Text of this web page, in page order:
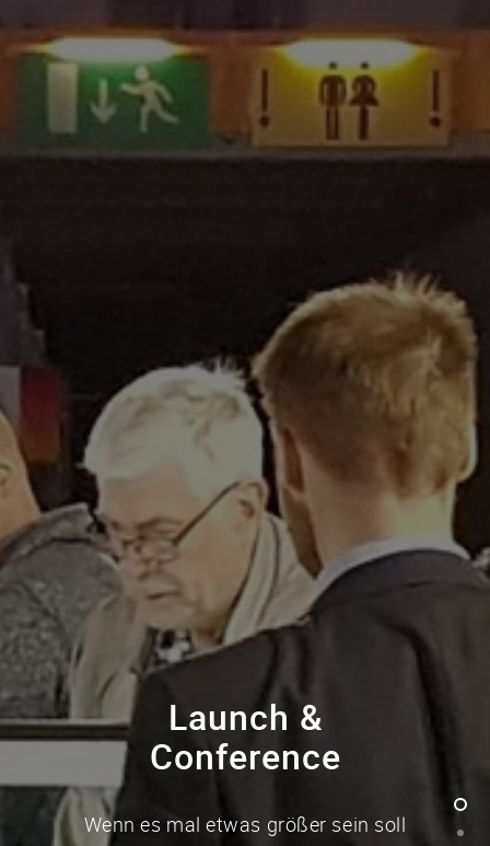
Launch &
Conference
Wenn es mal etwas größer sein soll